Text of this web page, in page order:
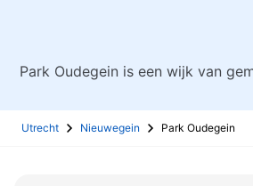
Park Oudegein is een wijk van
Utrecht Nieuwegein Park Oudegein